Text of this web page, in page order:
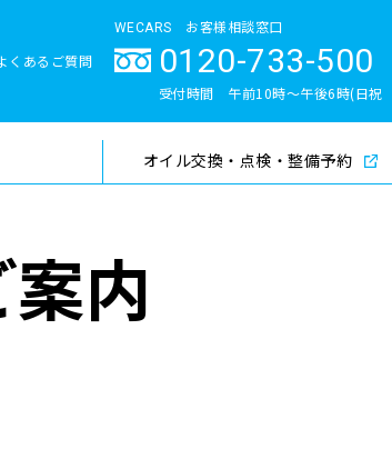
検索
くあるご質問
WECARS お客様相談窓口
0120-733-500
受付時間 午前10時〜午後6時(日祝
オイル交換・点検・整備予約
内